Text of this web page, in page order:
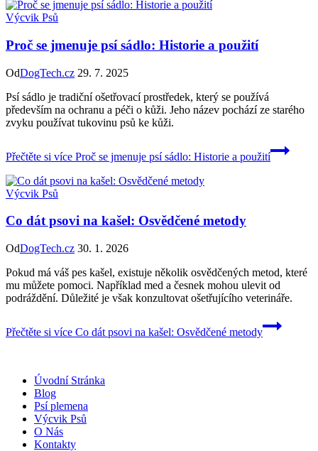
Výcvik Psů
Proč se jmenuje psí sádlo: Historie a použití
OdDogTech.cz 29. 7. 2025
Psí sádlo je tradiční ošetřovací prostředek, který se používá
především na ochranu a péči o kůži. Jeho název pochází ze starého
zvyku používat tukovinu psů ke kůži.
Přečtěte si více Proč se jmenuje psí sádlo: Historie a použití
Výcvik Psů
Co dát psovi na kašel: Osvědčené metody
OdDogTech.cz 30. 1. 2026
Pokud má váš pes kašel, existuje několik osvědčených metod, které
mu můžete pomoci. Například med a česnek mohou ulevit od
podráždění. Důležité je však konzultovat ošetřujícího veterináře.
Přečtěte si více Co dát psovi na kašel: Osvědčené metody
Úvodní Stránka
Blog
Psí plemena
Výcvik Psů
O Nás
Kontakty